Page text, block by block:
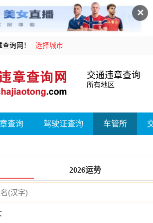
✕
询网！ 选择城市
交通违章查询
所有地区
查询 驾驶证查询 车管所
2026运势